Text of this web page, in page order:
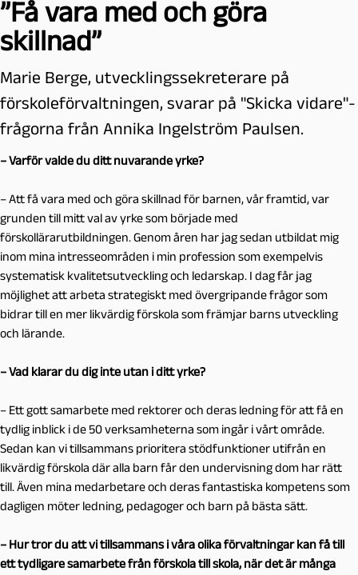
”Få vara med och göra
skillnad”
Marie Berge, utvecklingssekreterare på
förskoleförvaltningen, svarar på "Skicka vidare"-
frågorna från Annika Ingelström Paulsen.
– Varför valde du ditt nuvarande yrke?
– Att få vara med och göra skillnad för barnen, vår framtid, var
grunden till mitt val av yrke som började med
förskollärarutbildningen. Genom åren har jag sedan utbildat mig
inom mina intresseområden i min profession som exempelvis
systematisk kvalitetsutveckling och ledarskap. I dag får jag
möjlighet att arbeta strategiskt med övergripande frågor som
bidrar till en mer likvärdig förskola som främjar barns utveckling
och lärande.
– Vad klarar du dig inte utan i ditt yrke?
– Ett gott samarbete med rektorer och deras ledning för att få en
tydlig inblick i de 50 verksamheterna som ingår i vårt område.
Sedan kan vi tillsammans prioritera stödfunktioner utifrån en
likvärdig förskola där alla barn får den undervisning dom har rätt
till. Även mina medarbetare och deras fantastiska kompetens som
dagligen möter ledning, pedagoger och barn på bästa sätt.
– Hur tror du att vi tillsammans i våra olika förvaltningar kan få till
ett tydligare samarbete från förskola till skola, när det är många